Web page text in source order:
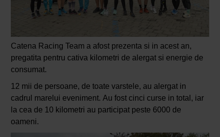
Catena Racing Team a afost prezenta si in acest an,
pregatita pentru cativa kilometri de alergat si energie de
consumat.
12 mii de persoane, de toate varstele, au alergat in
cadrul marelui eveniment. Au fost cinci curse in total, iar
la cea de 10 kilometri au participat peste 6000 de
oameni.